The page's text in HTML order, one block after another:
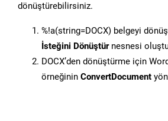
dönüştürebilirsiniz.
%!a(string=DOCX) belgeyi
İsteğini Dönüştürnesnesi
DOCX’den dönüştürme için
örneğinin ConvertDocument